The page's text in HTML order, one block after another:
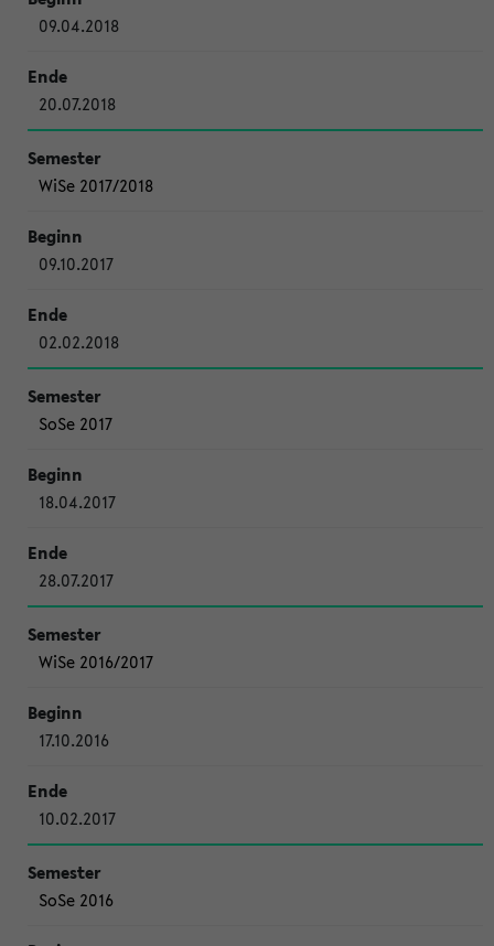
09.04.2018
20.07.2018
WiSe 2017/2018
09.10.2017
02.02.2018
SoSe 2017
18.04.2017
28.07.2017
WiSe 2016/2017
17.10.2016
10.02.2017
SoSe 2016